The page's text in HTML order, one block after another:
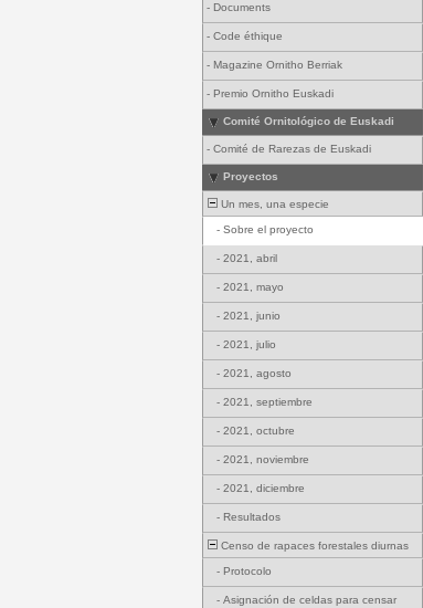
- Documents
- Code éthique
- Magazine Ornitho Berriak
- Premio Ornitho Euskadi
Comité Ornitológico de Euskadi
- Comité de Rarezas de Euskadi
Proyectos
Un mes, una especie
- Sobre el proyecto
- 2021, abril
- 2021, mayo
- 2021, junio
- 2021, julio
- 2021, agosto
- 2021, septiembre
- 2021, octubre
- 2021, noviembre
- 2021, diciembre
- Resultados
Censo de rapaces forestales diurnas
- Protocolo
- Asignación de celdas para censar